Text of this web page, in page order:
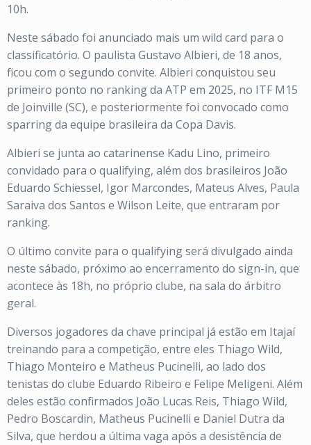
10h.
Neste sábado foi anunciado mais um wild card para o
classificatório. O paulista Gustavo Albieri, de 18 anos,
ficou com o segundo convite. Albieri conquistou seu
primeiro ponto no ranking da ATP em 2025, no ITF M15
de Joinville (SC), e posteriormente foi convocado como
sparring da equipe brasileira da Copa Davis.
Albieri se junta ao catarinense Kadu Lino, primeiro
convidado para o qualifying, além dos brasileiros João
Eduardo Schiessel, Igor Marcondes, Mateus Alves, Paula
Saraiva dos Santos e Wilson Leite, que entraram por
ranking.
O último convite para o qualifying será divulgado ainda
neste sábado, próximo ao encerramento do sign-in, que
acontece às 18h, no próprio clube, na sala do árbitro
geral.
Diversos jogadores da chave principal já estão em Itajaí
treinando para a competição, entre eles Thiago Wild,
Thiago Monteiro e Matheus Pucinelli, ao lado dos
tenistas do clube Eduardo Ribeiro e Felipe Meligeni. Além
deles estão confirmados João Lucas Reis, Thiago Wild,
Pedro Boscardin, Matheus Pucinelli e Daniel Dutra da
Silva, que herdou a última vaga após a desistência de